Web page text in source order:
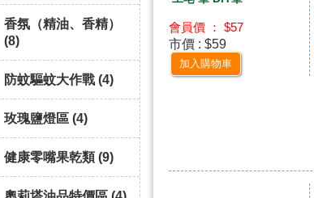
香氛（精油、香精）
(8)
防蚊驅蚊大作戰 (4)
玫瑰鹽燈區 (4)
健康零嘴果乾類 (9)
會員價 ： $57
市價 : $59
加入購物車